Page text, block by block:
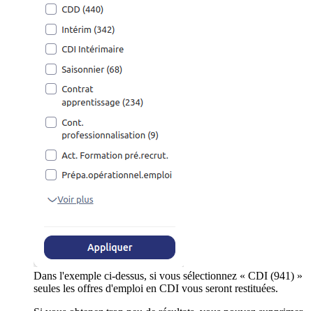
Dans l'exemple ci-dessus, si vous sélectionnez « CDI (941) »
seules les offres d'emploi en CDI vous seront restituées.